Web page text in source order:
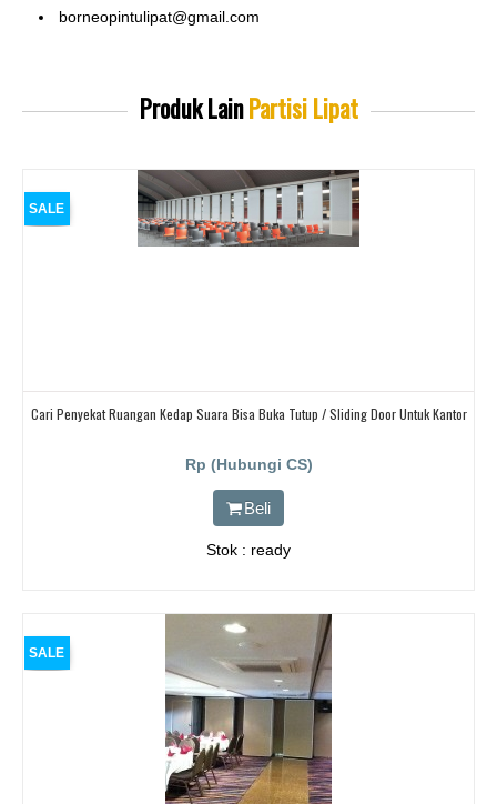
borneopintulipat@gmail.com
Produk LainPartisi Lipat
SALE
Cari Penyekat Ruangan Kedap Suara Bisa Buka Tutup / Sliding Door Untuk Kantor
Rp (Hubungi CS)
Beli
Stok : ready
SALE